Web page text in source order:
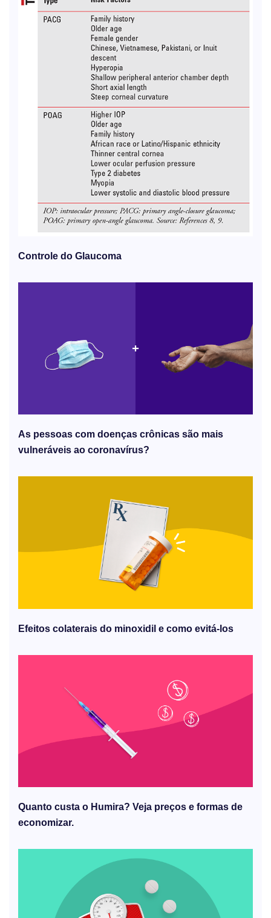
Controle do Glaucoma
As pessoas com doenças crônicas são mais
vulneráveis ​​ao coronavírus?
Efeitos colaterais do minoxidil e como evitá-los
Quanto custa o Humira? Veja preços e formas de
economizar.